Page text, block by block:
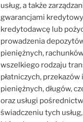
usług, a także
gwarancjami
kredytodawcę lub
prowadzenia
pieniężnych,
wszelkiego rodzaju
płatniczych,
pieniężnych, długów,
oraz usługi
świadczeniu tych